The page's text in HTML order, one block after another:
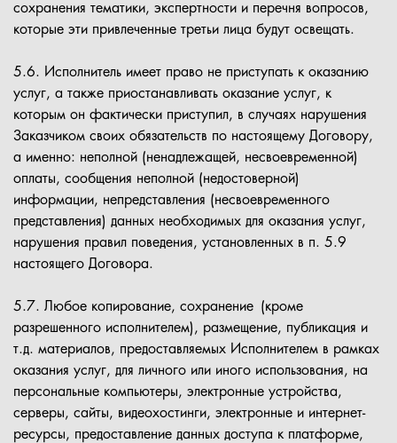
сохранения тематики, экспертности и перечня вопросов,
которые эти привлеченные третьи лица будут освещать.
5.6. Исполнитель имеет право не приступать к оказанию
услуг, а также приостанавливать оказание услуг, к
которым он фактически приступил, в случаях нарушения
Заказчиком своих обязательств по настоящему Договору,
а именно: неполной (ненадлежащей, несвоевременной)
оплаты, сообщения неполной (недостоверной)
информации, непредставления (несвоевременного
представления) данных необходимых для оказания услуг,
нарушения правил поведения, установленных в п. 5.9
настоящего Договора.
5.7. Любое копирование, сохранение (кроме
разрешенного исполнителем), размещение, публикация и
т.д. материалов, предоставляемых Исполнителем в рамках
оказания услуг, для личного или иного использования, на
персональные компьютеры, электронные устройства,
серверы, сайты, видеохостинги, электронные и интернет-
ресурсы, предоставление данных доступа к платформе,